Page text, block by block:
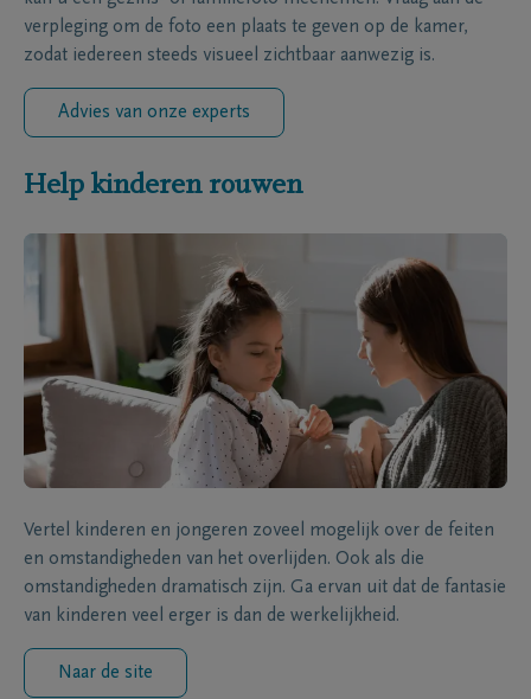
verpleging om de foto een plaats te geven op de kamer,
zodat iedereen steeds visueel zichtbaar aanwezig is.
Advies van onze experts
Help kinderen rouwen
Vertel kinderen en jongeren zoveel mogelijk over de feiten
en omstandigheden van het overlijden. Ook als die
omstandigheden dramatisch zijn. Ga ervan uit dat de fantasie
van kinderen veel erger is dan de werkelijkheid.
Naar de site